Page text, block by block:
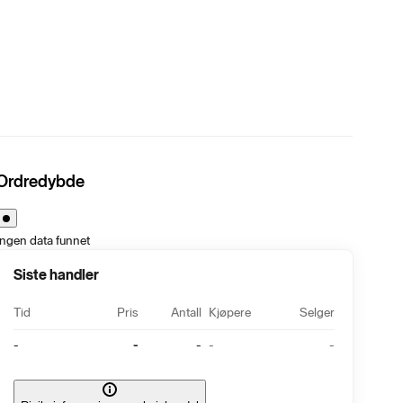
data funnet
Siste handler
Tid Pris Antall Kjøpere Selger
- - - - -